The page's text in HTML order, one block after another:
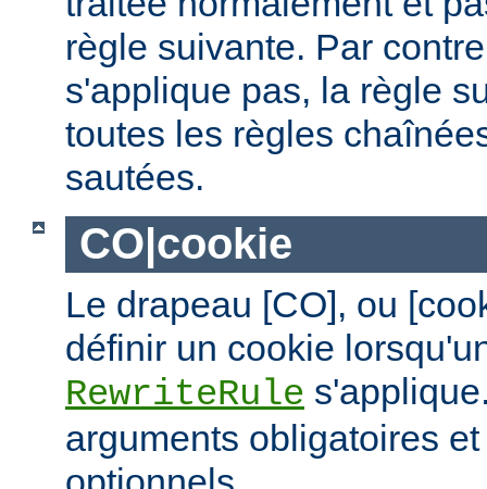
règle suivante. Par
s'applique pas, la règle
toutes les règles
sautées.
CO|cookie
Le drapeau [CO], ou
définir un cookie
RewriteRule
arguments obligatoires